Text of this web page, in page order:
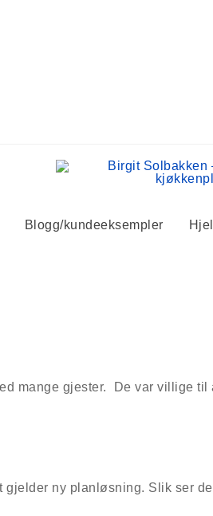
Blogg/kundeeksempler
mange gjester. De var villige til
ny planløsning. Slik ser